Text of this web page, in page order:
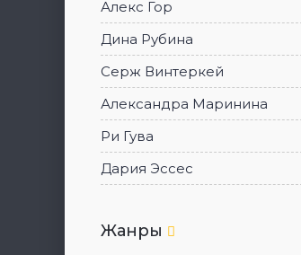
Алекс Гор
Дина Рубина
Серж Винтеркей
Александра Маринина
Ри Гува
Дария Эссес
Жанры